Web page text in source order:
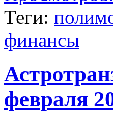
Теги:
финансы
февраля